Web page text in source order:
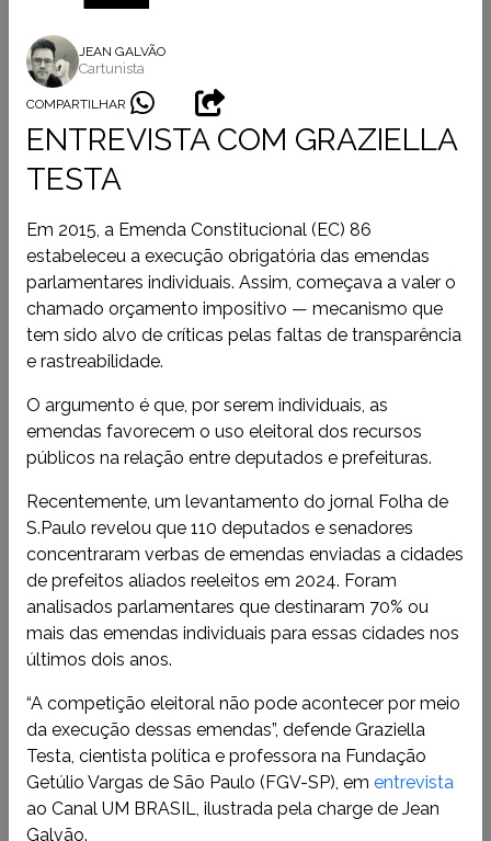
COMPARTILHAR
JEAN GALVÃO
Cartunista
ENTREVISTA COM GRAZIELLA
TESTA
Em 2015, a Emenda Constitucional (EC) 86
estabeleceu a execução obrigatória das emendas
parlamentares individuais. Assim, começava a valer o
chamado orçamento impositivo — mecanismo que
tem sido alvo de críticas pelas faltas de transparência
e rastreabilidade.
O argumento é que, por serem individuais, as
emendas favorecem o uso eleitoral dos recursos
públicos na relação entre deputados e prefeituras.
Recentemente, um levantamento do jornal Folha de
S.Paulo revelou que 110 deputados e senadores
concentraram verbas de emendas enviadas a cidades
de prefeitos aliados reeleitos em 2024. Foram
analisados parlamentares que destinaram 70% ou
mais das emendas individuais para essas cidades nos
últimos dois anos.
“A competição eleitoral não pode acontecer por meio
da execução dessas emendas”, defende Graziella
Testa, cientista política e professora na Fundação
Getúlio Vargas de São Paulo (FGV-SP), em entrevista
ao Canal UM BRASIL, ilustrada pela charge de Jean
Galvão.